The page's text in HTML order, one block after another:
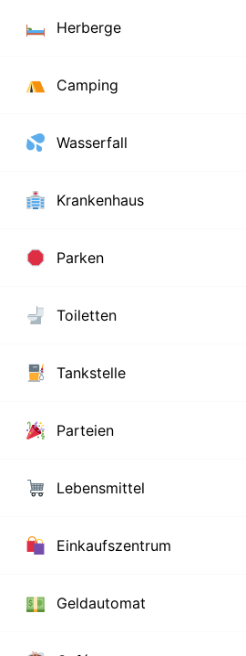
Herberge
Camping
Wasserfall
Krankenhaus
Parken
Toiletten
Tankstelle
Parteien
Lebensmittel
Einkaufszentrum
Geldautomat